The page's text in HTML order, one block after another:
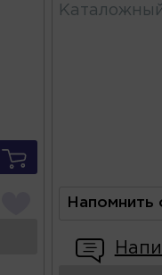
Напомнить